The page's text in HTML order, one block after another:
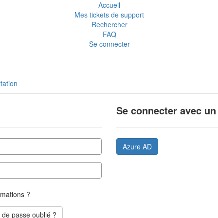
Accueil
Mes tickets de support
Rechercher
FAQ
Se connecter
?
passe oublié ?
Se connecter avec
Azure AD